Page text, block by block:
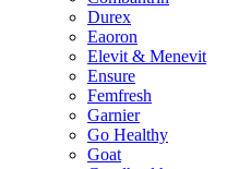
Durex
Eaoron
Elevit & Menevit
Ensure
Femfresh
Garnier
Go Healthy
Goat